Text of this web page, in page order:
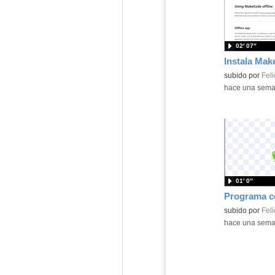
Contenido
subido por
02′ 07″
-hace una
Contenido
subido por
01′ 0″
-hace una